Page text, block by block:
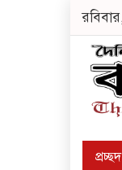
প্রচ্ছদ